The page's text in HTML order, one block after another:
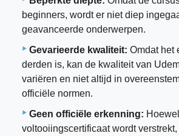
beginners, wordt er niet diep
geavanceerde onderwerpen.
Gevarieerde kwaliteit: Omdat het
derden is, kan de kwaliteit van
variëren en niet altijd in
officiële normen.
Geen officiële erkenning:
voltooiingscertificaat wordt